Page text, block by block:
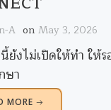
A on May 3, 2026
งไม่เปิดให้ทำ ให้ร
ษา
MORE